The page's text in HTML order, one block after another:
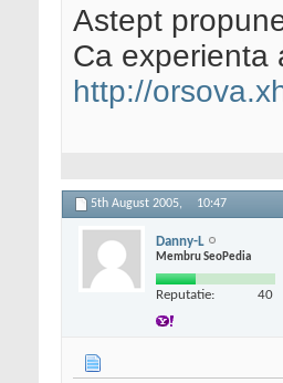
Astept
Ca experienta
http://
5th August 2005, 10:47
Danny-L
Membru SeoPedia
Reputatie: 40